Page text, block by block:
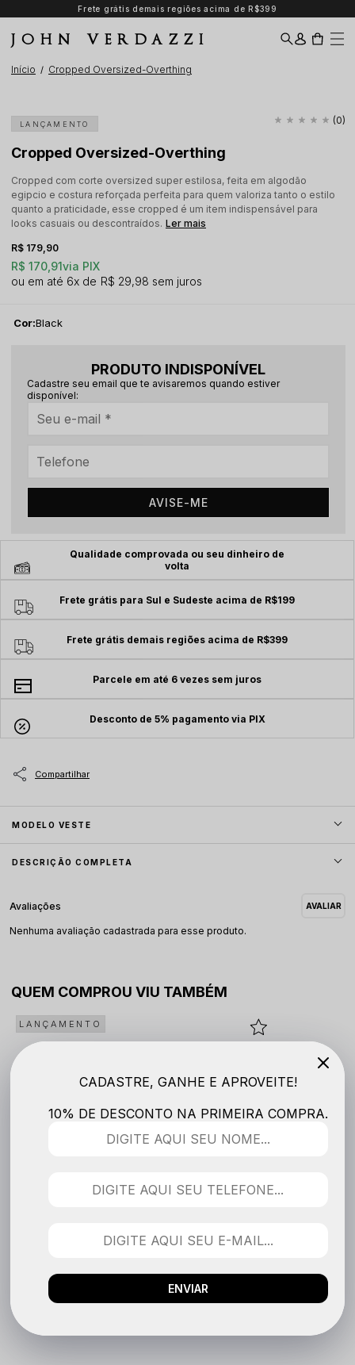
Frete grátis demais regiões acima de R$399
JOHN VERDAZZI
Início Cropped Oversized-Overthing
LANÇAMENTO
Cropped Oversized-Overthing
Cropped com corte oversized super estilosa, feita em algodão
egipcio e costura reforçada perfeita para quem valoriza tanto o estilo
quanto a praticidade, esse cropped é um item indispensável para
looks casuais ou descontraídos. Ler mais
(0)
R$ 170,91via PIX
R$ 179,90
6x R$ 29,98 sem juros
Cor:Black
PRODUTO INDISPONÍVEL
Cadastre seu email que te avisaremos quando estiver
disponível:
AVISE-ME
Qualidade comprovada ou seu dinheiro de
volta
Frete grátis para Sul e Sudeste acima de R$199
Frete grátis demais regiões acima de R$399
Parcele em até 6 vezes sem juros
Desconto de 5% pagamento via PIX
MODELO VESTE
DESCRIÇÃO COMPLETA
Nenhuma avaliação cadastrada para esse produto.
QUEM COMPROU VIU TAMBÉM
LANÇAMENTO
CADASTRE, GANHE E APROVEITE!
10% DE DESCONTO NA PRIMEIRA COMPRA.
ENVIAR